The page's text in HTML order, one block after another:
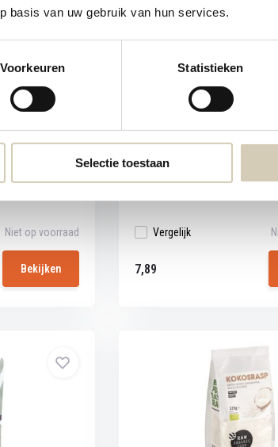
basis van uw gebruik van hun services.
Voorkeuren Statistieken
Selectie toestaan
Bio
intense
Niet op voorraad
Bekijken
Raw Organic Sports
Biologische cacaonibs met een
Vergelijk
7,89